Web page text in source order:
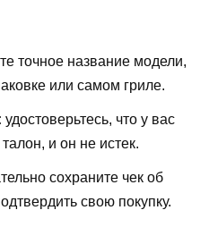
точное название модели,
или самом гриле.
удостоверьтесь, что у вас
и он не истек.
сохраните чек об
свою покупку.